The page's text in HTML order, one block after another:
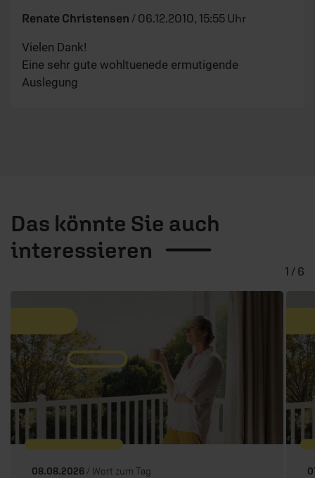
Renate Christensen / 06.12.2010, 15:55 Uhr
Vielen Dank!
Eine sehr gute wohltuenede ermutigende
Auslegung
Das könnte Sie auch
interessieren
08.08.2026/ Wort zum Tag
1 / 6